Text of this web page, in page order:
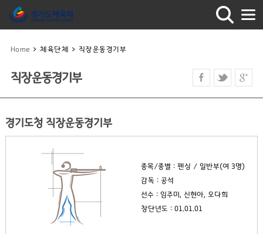
Home >체육단체 > 직장운동경기부
직장운동경기부
경기도청 직장운동경기부
종목/종별 : 펜싱 / 일반부(여 3명)
감독 : 공석
선수 : 임주미, 신현아, 오다희
창단년도 : 01.01.01